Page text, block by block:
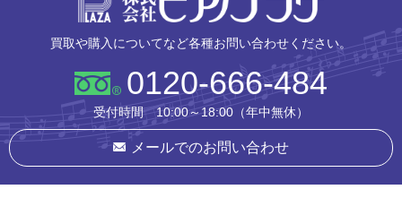
買取や購入についてなど各種お問い合わせください。
0120-666-484
受付時間 10:00～18:00（年中無休）
メールでのお問い合わせ